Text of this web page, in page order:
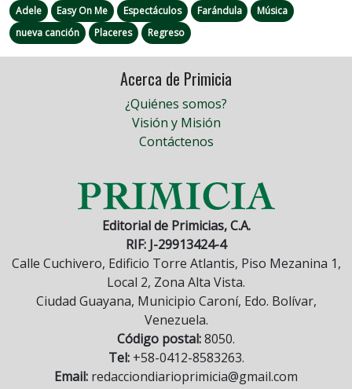
Adele Easy On Me Espectáculos Farándula
Música
nueva canción
Placeres Regreso
Acerca de Primicia
¿Quiénes somos?
Visión y Misión
Contáctenos
Editorial de Primicias, C.A.
RIF: J-29913424-4
Calle Cuchivero, Edificio Torre Atlantis, Piso Mezanina 1,
Local 2, Zona Alta Vista.
Ciudad Guayana, Municipio Caroní, Edo. Bolívar,
Venezuela.
Código postal:8050.
Tel:+58-0412-8583263.
Email: redacciondiarioprimicia@gmail.com